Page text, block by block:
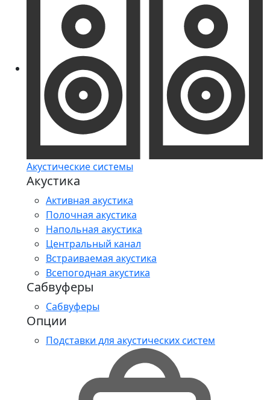
Акустические системы
Акустика
Активная акустика
Полочная акустика
Напольная акустика
Центральный канал
Встраиваемая акустика
Всепогодная акустика
Сабвуферы
Сабвуферы
Опции
Подставки для акустических систем